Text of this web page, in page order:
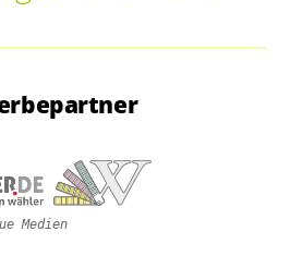
Medien